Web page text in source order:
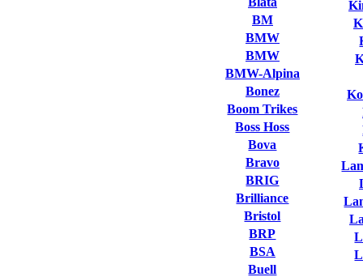
BM
BMW
BMW
BMW-Alpina
Bonez
Boom Trikes
Boss Hoss
Bova
Bravo
BRIG
Brilliance
Bristol
BRP
BSA
Buell